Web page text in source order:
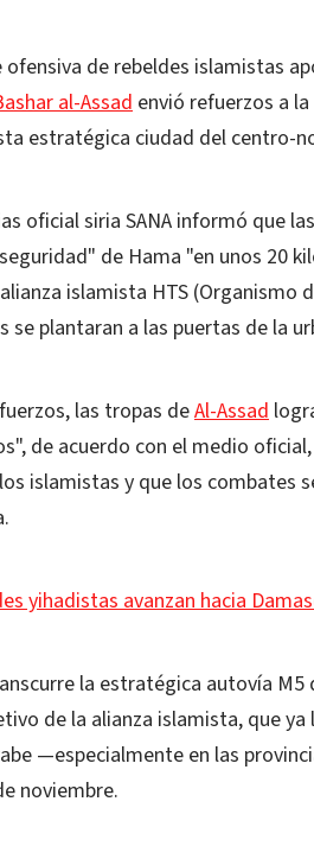
ofensiva de rebeldes islamistas
al-Assad envió refuerzos a
estratégica ciudad del centro-
oficial siria SANA informó que
de Hama "en unos 20
islamista HTS (Organismo
se plantaran a las puertas de la
las tropas deAl-Assad
de acuerdo con el medio
islamistas y que los combates
yihadistas avanzan hacia
la estratégica autovía
de la alianza islamista, que
—especialmente en las
noviembre.